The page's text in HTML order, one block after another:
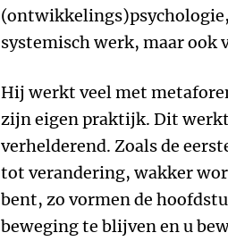
systemisch werk, maar ook
Hij werkt veel met
zijn eigen praktijk. Dit
verhelderend. Zoals de
tot verandering, wakker
bent, zo vormen de
beweging te blijven en u